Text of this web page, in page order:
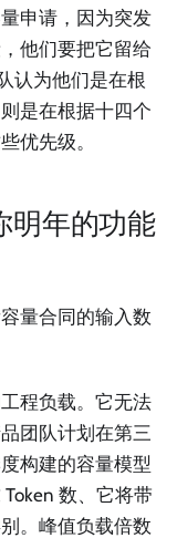
申请，因为突发
他们要把它留给
认为他们是在根
是在根据十四个
优先级。
明年的功能
量合同的输入数
程负载。它无法
团队计划在第三
构建的容量模型
数、它将带
。峰值负载倍数